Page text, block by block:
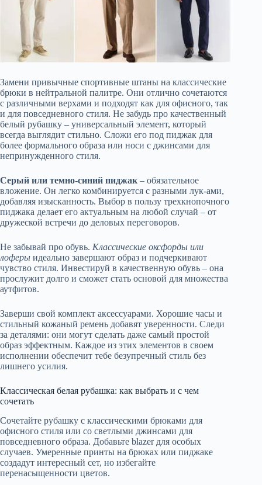
Замени привычные спортивные штаны на классические
брюки в нейтральной палитре. Они отлично сочетаются
с различными верхами и подходят как для офисного, так
и для повседневного стиля. Не забудь про качественный
белый рубашку – универсальный элемент, который
всегда выглядит стильно. Сложи его под пиджак для
более формального образа или носи с джинсами для
непринужденного стиля.
Серый или темно-синий пиджак – обязательное
вложение. Он легко комбинируется с разными лук-ами,
добавляя изысканность. Выбор в пользу трехкнопочного
пиджака делает его актуальным на любой случай – от
дружеской встречи до деловых переговоров.
Не забывай про обувь. Классические оксфорды или
лоферы идеально завершают образ и подчеркивают
чувство стиля. Инвестируй в качественную обувь – она
прослужит долго и сможет стать основой для множества
аутфитов.
Заверши свой комплект аксессуарами. Хорошие часы и
стильный кожаный ремень добавят уверенности. Следи
за деталями: они могут сделать даже самый простой
образ эффектным. Каждое из этих элементов в своем
исполнении обеспечит тебе безупречный стиль без
лишнего усилия.
Классическая белая рубашка: как выбрать и с чем
сочетать
Сочетайте рубашку с классическими брюками для
офисного стиля или со светлыми джинсами для
повседневного образа. Добавьте blazer для особых
случаев. Умеренные принты на брюках или пиджаке
создадут интересный сет, но избегайте
перенасыщенности цветов.